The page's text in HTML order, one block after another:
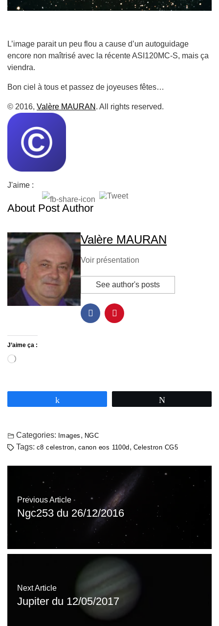
L’image parait un peu flou a cause d’un autoguidage
encore non maîtrisé avec la récente ASI120MC-S, mais ça
viendra.
Bon ciel à tous et passez de joyeuses fêtes…
© 2016, Valère MAURAN . All rights reserved.
J'aime :
About Post Author
Valère MAURAN
Voir présentation
See author's posts
J’aime ça :
Categories: Images , NGC
Tags: c8 celestron, canon eos 1100d , Celestron CG5
Previous Article
Ngc253 du 26/12/2016
Next Article
Jupiter du 12/05/2017